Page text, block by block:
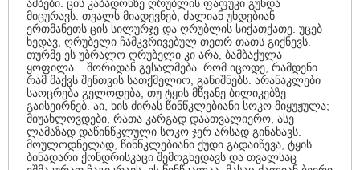
ამბები. ცის კაბადონზე ღრუბლის ფაფუკი გუნდა
მიცურავს. თვალს მიადევნებ, ძალიან უხდებიან
ერთმანეთს ცის სილურჯე და ღრუბლის სიქათქათე. უცებ
ხედავ, ღრუბელი ჩამკვრივებულ თეთრ თათს გიქნევს.
თურმე ეს უბრალო ღრუბელი კი არა, ბამბაქულა
ყოფილა... შორიდან გესალმება. რომ იცოდე, რამდენი
რამ მაქვს შენთვის სათქმელიო, განიშნებს. არანაკლები
საოცრება გელოდება, თუ ტყის მწვანე ბილიკებზე
გაისეირნებ. აი, ხის ძირას წინწკლებიანი სოკო მიყუჟულა;
მიუახლოვდები, რათა კარგად დაათვალიერო, ასე
ლამაზად დაწინწკლული სოკო ჯერ არსად გინახავს.
მოულოდნელად, წინწკლებიანი ქუდი გადაიწევა, ტყის
ბინადარი ქონდრისკაცი შემოგხედავს და თვალსაც